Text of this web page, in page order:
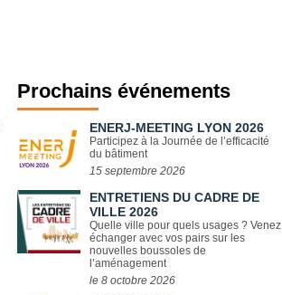
Prochains événements
ENERJ-MEETING LYON 2026
Participez à la Journée de l’efficacité
du bâtiment
15 septembre 2026
ENTRETIENS DU CADRE DE
VILLE 2026
Quelle ville pour quels usages ? Venez
échanger avec vos pairs sur les
nouvelles boussoles de
l’aménagement
le 8 octobre 2026